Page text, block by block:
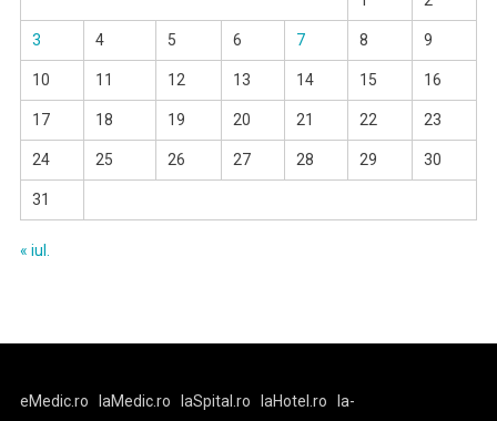
3 4 5 6 7 8 9
10 11 12 13 14 15 16
17 18 19 20 21 22 23
24 25 26 27 28 29 30
31
« iul.
eMedic.ro laMedic.ro laSpital.ro laHotel.ro
la-